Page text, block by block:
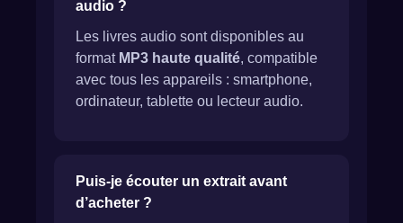
audio ?
Les livres audio sont disponibles au
format MP3 haute qualité, compatible
avec tous les appareils : smartphone,
ordinateur, tablette ou lecteur audio.
Puis-je écouter un extrait avant
d’acheter ?